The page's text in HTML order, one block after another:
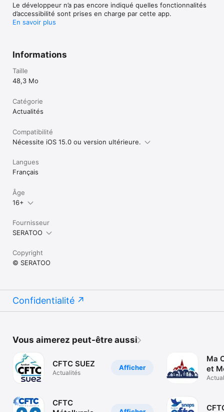
Le développeur n’a pas encore indiqué quelles fonctionnalités
d’accessibilité sont prises en charge par cette app.
En savoir plus
Informations
Taille
48,3 Mo
Catégorie
Actualités
Compatibilité
Nécessite iOS 15.0 ou version ultérieure.
Langues
Français
Âge
16+
Fournisseur
SERATOO
Copyright
© SERATOO
Confidentialité
Vous aimerez peut-être aussi
Afficher
CFTC SUEZ
Actualités
CFTC
Ma
et